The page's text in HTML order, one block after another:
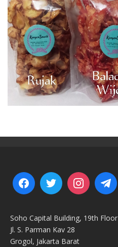
Soho Capital Building, 19th Floor
Jl. S. Parman Kav 28
Grogol, Jakarta Barat